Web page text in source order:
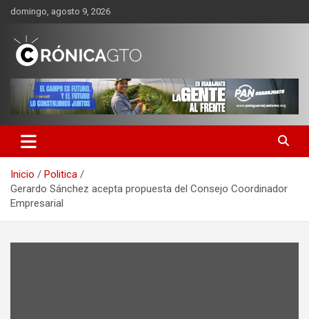
Saltar
contenido
domingo, agosto 9, 2026
CRONICA GUANAJUATO
Inicio
Politica
Gerardo Sánchez acepta propuesta del Consejo Coordinador
Empresarial